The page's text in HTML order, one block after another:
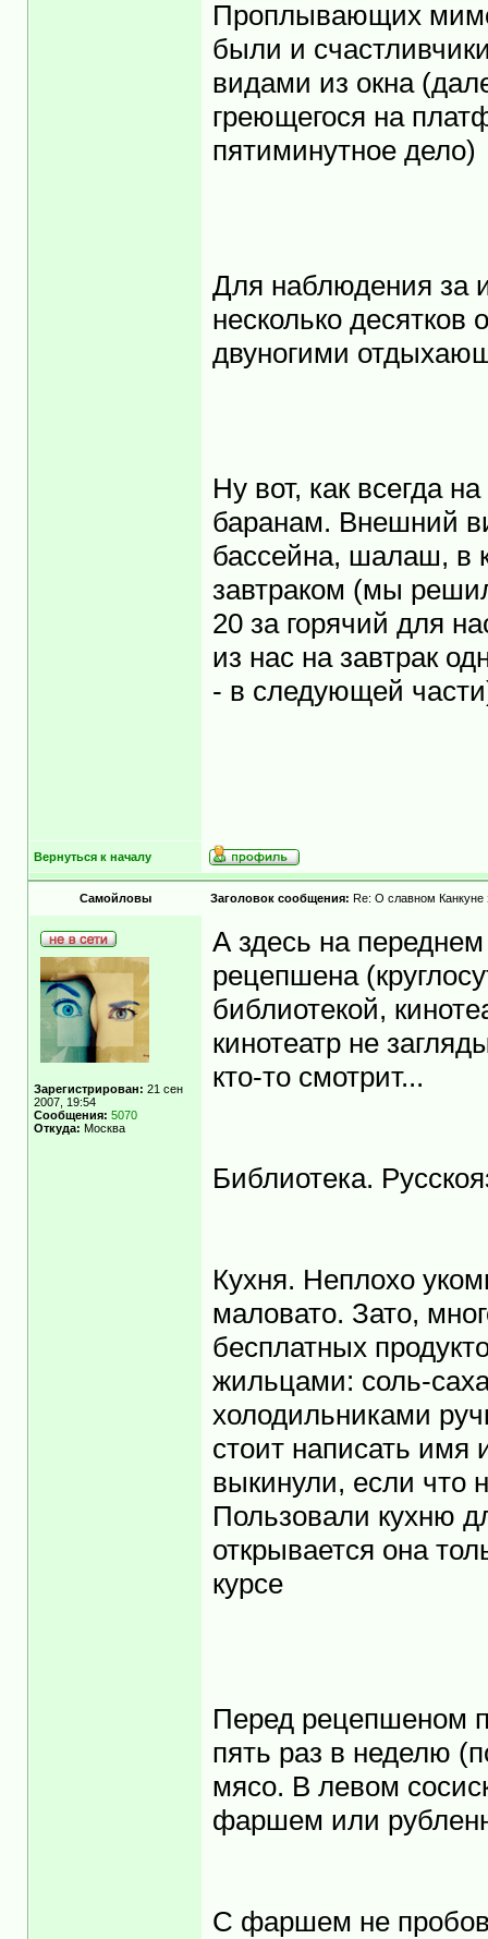
Проплывающих
были и
видами из окна
греющегося на
пятиминутное дело)
Для наблюдения за
несколько десятков
двуногими
Ну вот, как всегда
баранам. Внешний
бассейна, шалаш, в
завтраком (мы
20 за горячий для
из нас на завтрак
- в следующей
Вернуться к началу
Самойловы Заголовок сообщения: Re: О славном Канкуне
Зарегистрирован: 21 сен
2007, 19:54
Сообщения: 5070
Откуда: Москва
А здесь на переднем
рецепшена
библиотекой,
кинотеатр не
кто-то смотрит...
Библиотека.
Кухня. Неплохо
маловато. Зато,
бесплатных
жильцами: соль-
холодильниками
стоит написать имя
выкинули, если что
Пользовали кухню
открывается она
курсе
Перед рецепшеном
пять раз в неделю
мясо. В левом
фаршем или
С фаршем не